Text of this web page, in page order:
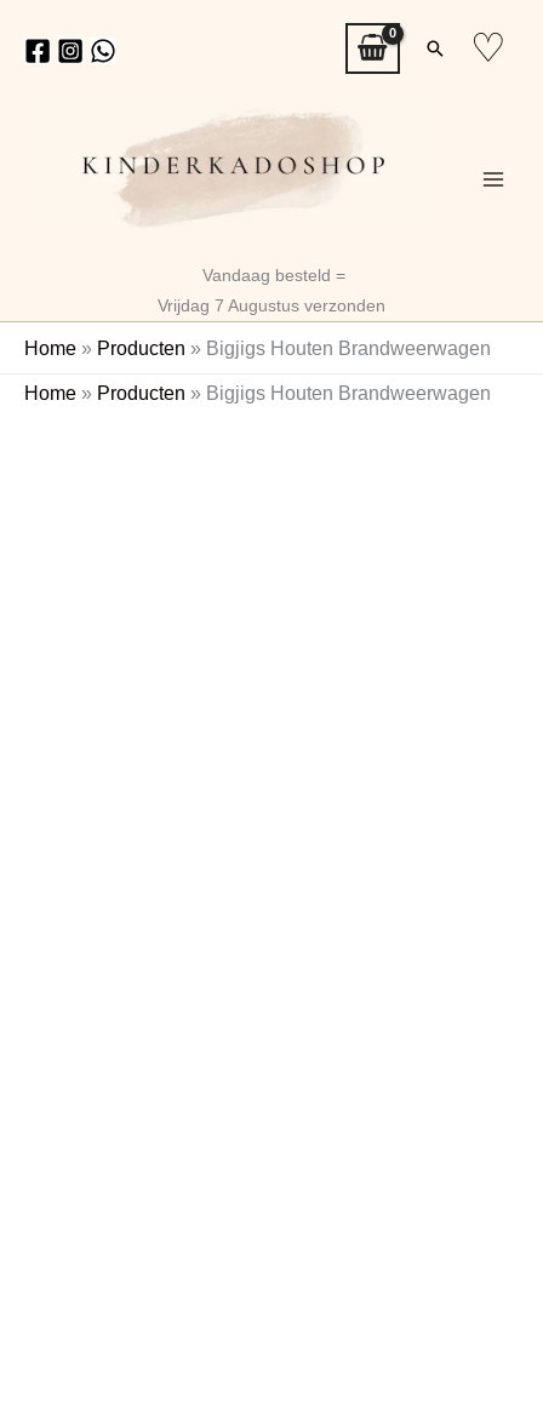
naar
Zoeken
♡
Vandaag besteld =
Vrijdag 7 Augustus verzonden
Home » Producten » Bigjigs Houten Brandweerwagen
Home » Producten » Bigjigs Houten Brandweerwagen
Bigjigs